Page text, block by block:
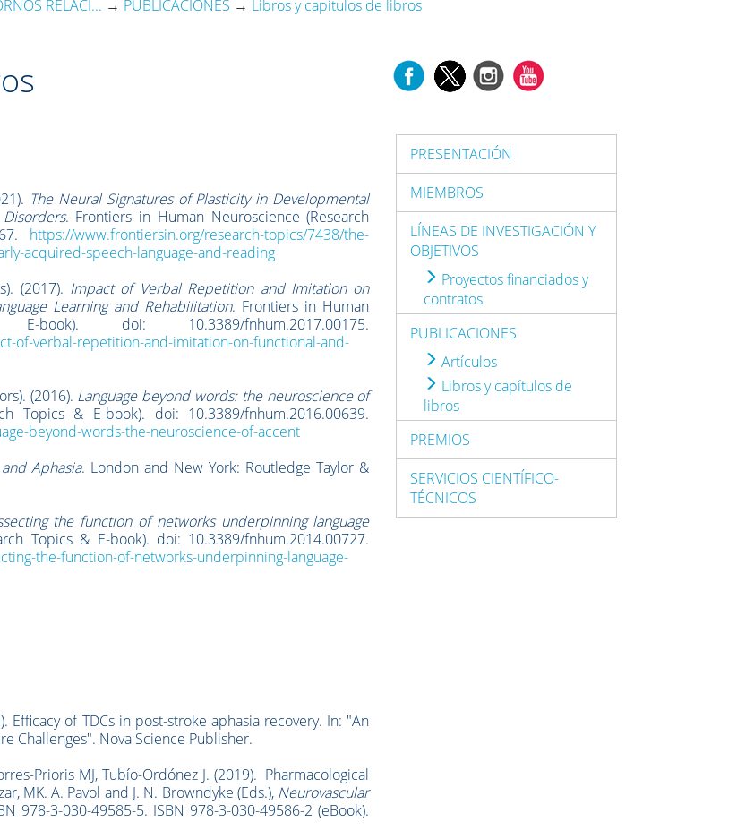
RELACI... → PUBLICACIONES → Libros y capítulos de libros
The Neural Signatures of Plasticity in Developmental
. Frontiers in Human Neuroscience (Research
https://www.frontiersin.org/research-topics/7438/the-
acquired-speech-language-and-reading
(2017). Impact of Verbal Repetition and Imitation on
Learning and Rehabilitation. Frontiers in Human
doi: 10.3389/fnhum.2017.00175.
of-verbal-repetition-and-imitation-on-functional-and-
(2016). Language beyond words: the neuroscience of
Topics & E-book). doi: 10.3389/fnhum.2016.00639.
beyond-words-the-neuroscience-of-accent
Aphasia. London and New York: Routledge Taylor &
the function of networks underpinning language
Topics & E-book). doi: 10.3389/fnhum.2014.00727.
the-function-of-networks-underpinning-language-
Efficacy of TDCs in post-stroke aphasia recovery. In: "An
Challenges". Nova Science Publisher.
Prioris MJ, Tubío-Ordónez J. (2019). Pharmacological
MK. A. Pavol and J. N. Browndyke (Eds.), Neurovascular
978-3-030-49585-5. ISBN 978-3-030-49586-2 (eBook).
PRESENTACIÓN
MIEMBROS
LÍNEAS DE INVESTIGACIÓN Y
OBJETIVOS
Proyectos financiados y
contratos
PUBLICACIONES
Artículos
Libros y capítulos de
libros
PREMIOS
SERVICIOS CIENTÍFICO-
TÉCNICOS